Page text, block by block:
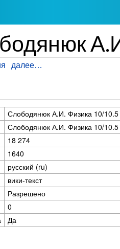
далее…
Слободянюк А.И. Физика 10/10.5
Слободянюк А.И. Физика 10/10.5
18 274
1640
русский (ru)
вики-текст
Разрешено
0
Да